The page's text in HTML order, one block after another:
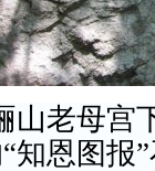
山老母宫
知恩图报